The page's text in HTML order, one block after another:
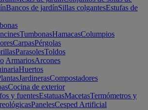
Bancos de jardínSillas colgantesEstufas de
TumbonasHamacasColumpios
CarpasPérgolas
ParasolesToldos
ArmariosArcones
Huertos
JardinerasCompostadores
Cocina de exterior
y fuentesEstatuasMacetasTermómetros y
PanelesCesped Artificial